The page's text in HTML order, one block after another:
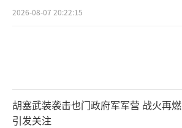
2026-08-07 20:22:15
胡塞武装袭击也门政府军军营 战火再燃
引发关注